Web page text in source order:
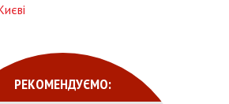
РЕКОМЕНДУЄМО: